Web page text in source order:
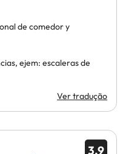
de comedor y
ejem: escaleras de
Ver tradução
3.9